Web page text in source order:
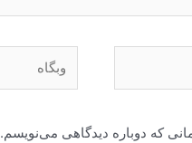
که دوباره دیدگاهی می‌نویسم.